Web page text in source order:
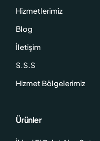
Hizmetlerimiz
Blog
İletişim
S.S.S
Hizmet Bölgelerimiz
Ürünler